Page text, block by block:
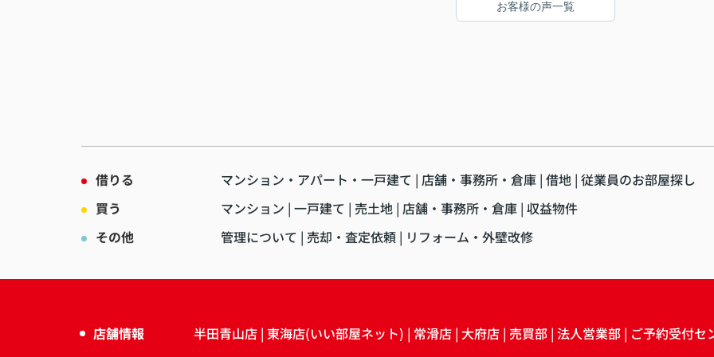
お客様の声一覧
借りる マンション・アパート・一戸建て 店舗・事務所・倉庫 借地 従業員のお部屋探し
買う
マンション 一戸建て 売土地 店舗・事務所・倉庫 収益物件
その他
管理について 売却・査定依頼 リフォーム・外壁改修
店舗情報 半田青山店 東海店(いい部屋ネット) 常滑店 大府店 売買部 法人営業部 ご予約受付セ